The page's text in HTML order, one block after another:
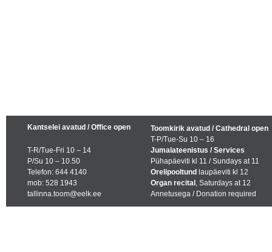
Kantselei avatud / Office open
T-R/Tue-Fri 10 – 14
P/Su 10 – 10.50
Telefon: 644 4140
mob: 528 1943
tallinna.toom@eelk.ee
Toomkirik avatud / Cathedral open
T-P/Tue-Su 10 – 16
Jumalateenistus / Services
Pühapäeviti kl 11 / Sundays at 11
Orelipooltund laupäeviti kl 12
Organ recital , Saturdays at 12
Annetusega / Donation required